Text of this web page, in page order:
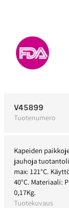
V45899
Tuotenumero
Kapeiden
jauhoja
max: 121°C.
40°C. Materiaali:
0,17Kg.
Tuotekuvaus